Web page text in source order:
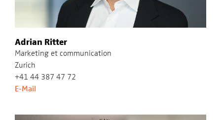
Adrian Ritter
Marketing et communication
Zurich
+41 44 387 47 72
E-Mail